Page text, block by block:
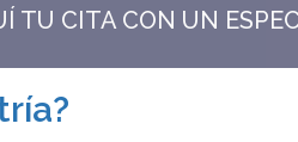
TU CITA CON UN